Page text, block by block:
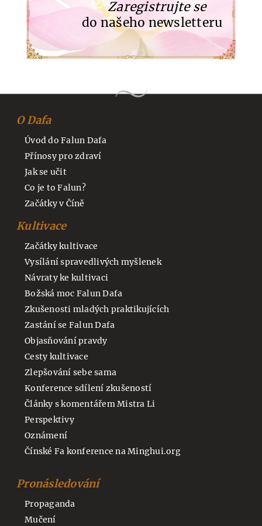
Zaregistrujte se
do našeho newsletteru
O Dafa
Úvod do Falun Dafa
Přínosy pro zdraví
Jak se učit
Co je to Falun?
Začátky v Číně
Kultivace
Začátky kultivace
Vysílání spravedlivých myšlenek
Návraty ke kultivaci
Božská moc Falun Dafa
Zkušenosti mladých praktikujících
Zastání se Falun Dafa
Objasňování pravdy
Cesty kultivace
Zlepšování sebe sama
Konference sdílení zkušeností
Články s komentářem Mistra Li
Perspektivy
Oznámení
Čínské Fa konference na Minghui.org
Pronásledování
Propaganda
Mučení